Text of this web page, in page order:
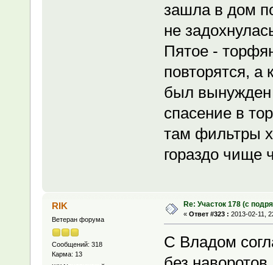
зашла в дом
не
Пятое -
повторятся, а
был вынужден
спасение в
там фильтры
гораздо чище
RIK
Ветеран форума
Сообщений: 318
Карма: 13
Re: Участок 178 (с
« Ответ #323 : 2013-02-11,
C Владом